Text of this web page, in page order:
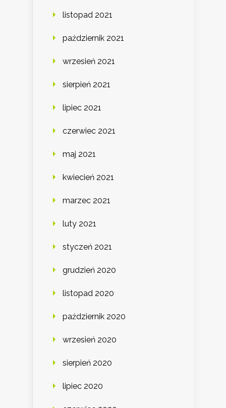
listopad 2021
październik 2021
wrzesień 2021
sierpień 2021
lipiec 2021
czerwiec 2021
maj 2021
kwiecień 2021
marzec 2021
luty 2021
styczeń 2021
grudzień 2020
listopad 2020
październik 2020
wrzesień 2020
sierpień 2020
lipiec 2020